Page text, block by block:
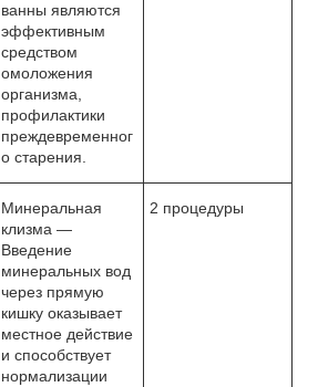
ванны являются
эффективным
средством
омоложения
организма,
профилактики
преждевременног
о старения.
Минеральная
клизма —
Введение
минеральных вод
через прямую
кишку оказывает
местное действие
и способствует
нормализации
2 процедуры